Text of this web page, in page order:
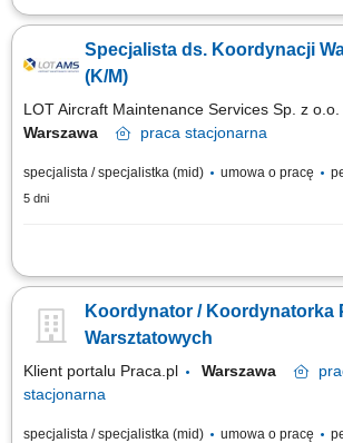
Obowiązki na stanowisku: Obsługa zgłoszeń
udzielanie wsparcia technicznego klientom,
jak również podwykonawcom; Konfigurowanie
Specjalista ds. Koordynacji
(K/M)
LOT Aircraft Maintenance Services Sp. z o.o.
Warszawa
praca stacjonarna
specjalista / specjalistka (mid) umowa o pracę
5 dni
Obowiązki na stanowisku: Nadzór nad obiegiem
terminowego przekazywania dokumentacji
oraz weryfikacja kompletności potwierdzeń i
Koordynator / Koordynatorka
Warsztatowych
Klient portalu Praca.pl Warszawa
stacjonarna
specjalista / specjalistka (mid) umowa o pracę